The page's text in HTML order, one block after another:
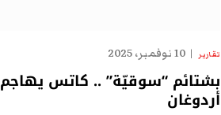
تقارير 10 نوفمبر، 2025
بشتائم “سوقيّة” .. كاتس يهاجم
أردوغان